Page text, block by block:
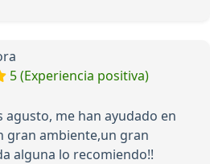
5 (Experiencia positiva)
agusto, me han ayudado en
gran ambiente,un gran
alguna lo recomiendo!!